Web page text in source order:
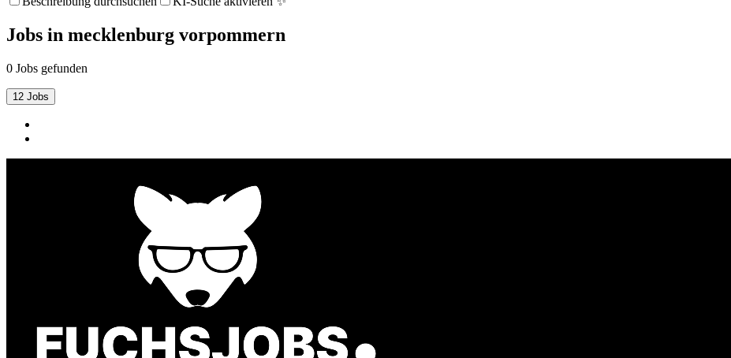
Jobs in mecklenburg vorpommern
0 Jobs gefunden
12 Jobs